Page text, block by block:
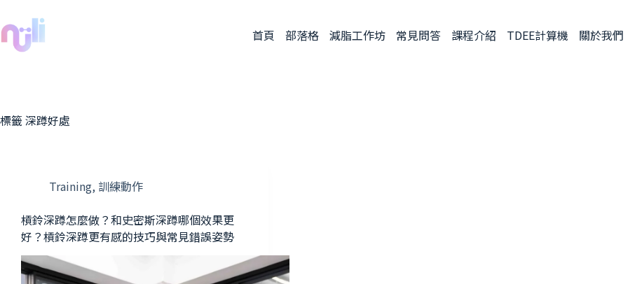
首頁 部落格 減脂工作坊 常見問答 課程介紹 TDEE計算機 關於我們
標籤 深蹲好處
Training, 訓練動作
槓鈴深蹲怎麼做？和史密斯深蹲哪個效果更
好？槓鈴深蹲更有感的技巧與常見錯誤姿勢